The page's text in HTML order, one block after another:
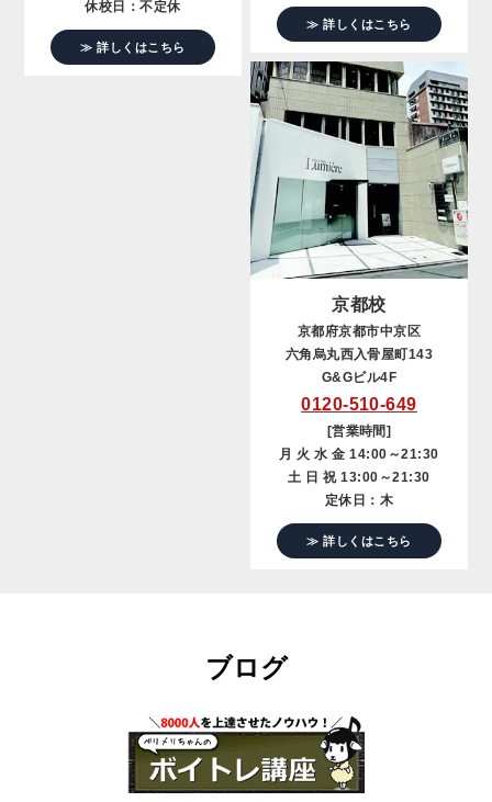
休校日：不定休
≫ 詳しくはこちら
≫ 詳しくはこちら
京都校
京都府京都市中京区
六角烏丸西入骨屋町143
G&Gビル4F
0120-510-649
[営業時間]
月 火 水 金 14:00～21:30
土 日 祝 13:00～21:30
定休日：木
≫ 詳しくはこちら
ブログ